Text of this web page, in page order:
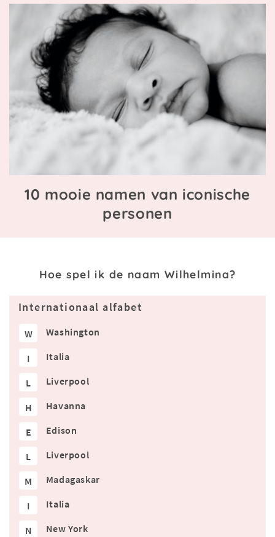
10 mooie namen van iconische
personen
Hoe spel ik de naam Wilhelmina?
Internationaal alfabet
W Washington
I Italia
L Liverpool
H Havanna
E Edison
L Liverpool
M Madagaskar
I Italia
N New York